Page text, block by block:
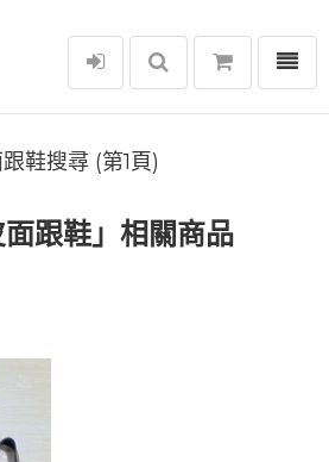
選單
鞋搜尋 (第1頁)
跟鞋」相關商品